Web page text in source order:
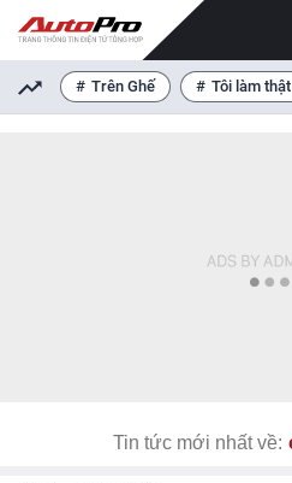
Trên Ghế Tôi làm
Tin tức mới nhất về: